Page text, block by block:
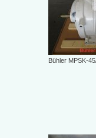
Bühler MPSK-